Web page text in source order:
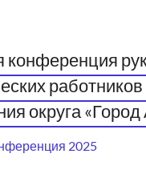
конференция
округа «Город
2025